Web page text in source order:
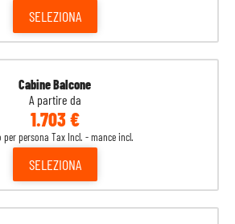
SELEZIONA
Cabine Balcone
A partire da
1.703 €
per persona Tax Incl. - mance incl.
SELEZIONA